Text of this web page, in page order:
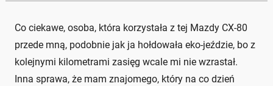
Co ciekawe, osoba, która korzystała z tej Mazdy CX-80
przede mną, podobnie jak ja hołdowała eko-jeździe, bo z
kolejnymi kilometrami zasięg wcale mi nie wzrastał.
Inna sprawa, że mam znajomego, który na co dzień